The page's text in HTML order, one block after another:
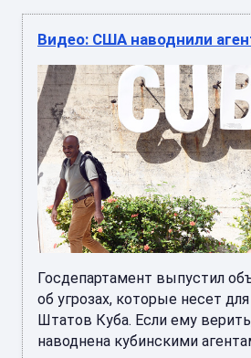
Видео: США наводнили
Госдепартамент выпустил
об угрозах, которые несет
Штатов Куба. Если ему
наводнена кубинскими